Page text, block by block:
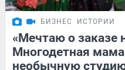
БИЗНЕС ИСТОРИИ
«Мечтаю о заказе
Многодетная
необычную